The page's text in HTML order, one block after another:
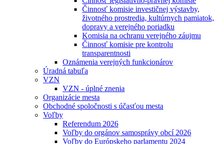
Činnosť komisie investičnej výstavby,
životného prostredia, kultúrnych pamiatok,
dopravy a verejného poriadku
Komisia na ochranu verejného záujmu
Činnosť komisie pre kontrolu
transparentnosti
Oznámenia verejných funkcionárov
Úradná tabuľa
VZN
VZN - úplné znenia
Organizácie mesta
Obchodné spoločnosti s účasťou mesta
Voľby
Referendum 2026
Voľby do orgánov samosprávy obcí 2026
Voľby do Európskeho parlamentu 2024